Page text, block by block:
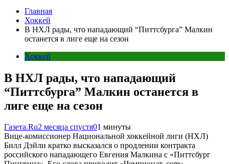
Главная
Хоккей
В НХЛ рады, что нападающий “Питтсбурга” Малкин
останется в лиге еще на сезон
Хоккей
В НХЛ рады, что нападающий
“Питтсбурга” Малкин останется в
лиге еще на сезон
Газета.Ru2 месяца спустя01 минуты
Вице-комиссионер Национальной хоккейной лиги (НХЛ)
Билл Дэйли кратко высказался о продлении контракта
российского нападающего Евгения Малкина с «Питтсбург